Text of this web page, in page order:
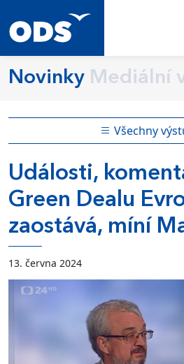
Novinky Mediální
Všechny
Události,
Green Dealu
zaostává, míní
13. června 2024